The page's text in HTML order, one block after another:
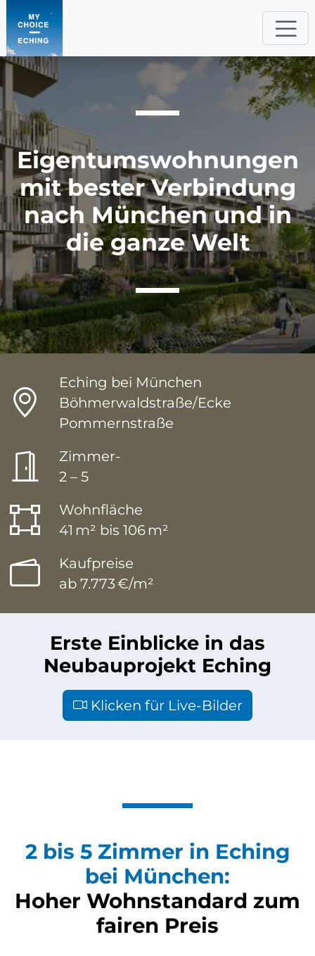
Eigentums­wohnungen
mit bester Verbindung
nach München und in
die ganze Welt
Standort
Eching bei München
Böhmerwaldstraße/Ecke
Pommernstraße
Zimmer
Zimmer-
2 – 5
Wohnfläche
Wohnfläche
41 m² bis 106 m²
Preise
Kaufpreise
ab 7.773 €/m²
Erste Einblicke in das
Neubauprojekt Eching
Klicken für Live-Bilder
2 bis 5 Zimmer in Eching
bei München:
Hoher Wohnstandard zum
fairen Preis